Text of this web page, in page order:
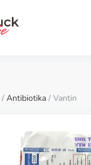
/ Antibiotika / Vantin